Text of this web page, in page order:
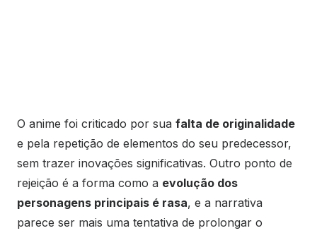
O anime foi criticado por sua falta de originalidade
e pela repetição de elementos do seu predecessor,
sem trazer inovações significativas. Outro ponto de
rejeição é a forma como a evolução dos
personagens principais é rasa, e a narrativa
parece ser mais uma tentativa de prolongar o